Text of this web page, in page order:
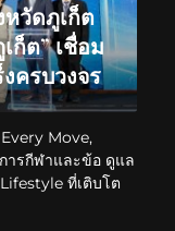
หวัดภูเก็ต
ก็ต” เชื่อม
ครบวงจร
Move,
ารกีฬาและข้อ ดูแล
ที่เติบโต